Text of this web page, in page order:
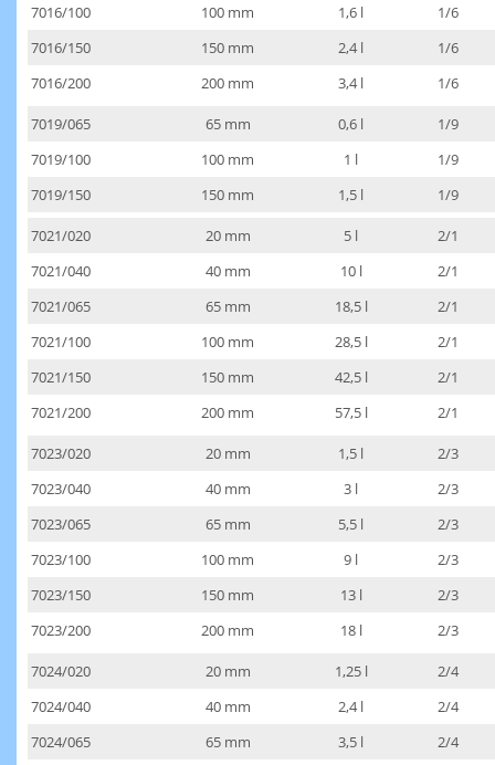
7016/100
100 mm 1,6 l
1/6
7016/150
150 mm 2,4 l
1/6
7016/200
200 mm 3,4 l 1/6
7019/065 65 mm 0,6 l
1/9
7019/100
100 mm 1 l
1/9
7019/150
150 mm 1,5 l 1/9
7021/020 20 mm 5 l
2/1
7021/040
40 mm 10 l
2/1
7021/065
65 mm 18,5 l
2/1
7021/100
100 mm 28,5 l
2/1
7021/150
150 mm 42,5 l
2/1
7021/200
200 mm 57,5 l 2/1
7023/020 20 mm 1,5 l
2/3
7023/040
40 mm 3 l
2/3
7023/065
65 mm 5,5 l
2/3
7023/100
100 mm 9 l
2/3
7023/150
150 mm 13 l
2/3
7023/200
200 mm 18 l 2/3
7024/020 20 mm 1,25 l
2/4
7024/040
40 mm 2,4 l
2/4
7024/065
65 mm 3,5 l
2/4